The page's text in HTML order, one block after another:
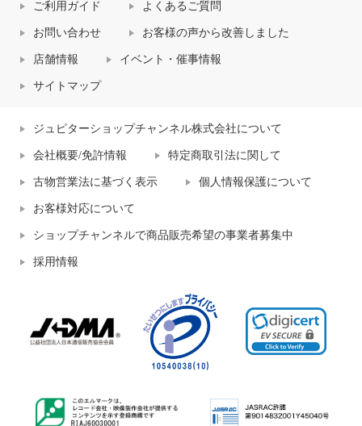
ご利用ガイド よくあるご質問
お問い合わせ お客様の声から改善しました
店舗情報 イベント・催事情報
サイトマップ
ジュピターショップチャンネル株式会社について
会社概要/免許情報 特定商取引法に関して
古物営業法に基づく表示 個人情報保護について
お客様対応について
ショップチャンネルで商品販売希望の事業者募集中
採用情報